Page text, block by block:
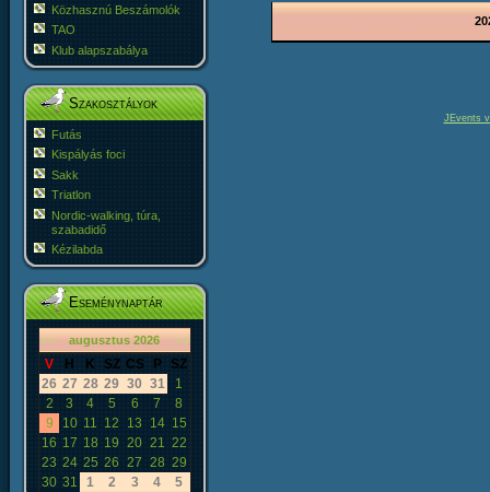
Közhasznú Beszámolók
TAO
Klub alapszabálya
Szakosztályok
Futás
Kispályás foci
Sakk
Triatlon
Nordic-walking, túra,
szabadidő
Kézilabda
Eseménynaptár
«< augusztus 2026 >»
V H K SZ CS P
SZ
26 27 28 29 30 31
1
2
3 4 5 6 7
8
9
10 11 12 13 14 15
16 17 18 19 20 21 22
23 24 25 26 27 28 29
30 31 1 2 3 4 5
JEvents